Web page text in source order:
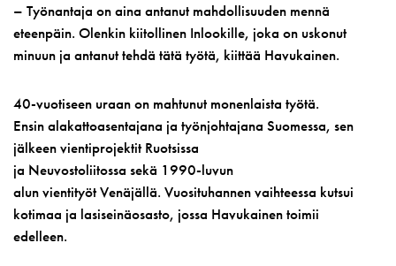
– Työnantaja on aina antanut mahdollisuuden mennä
eteenpäin. Olenkin kiitollinen Inlookille, joka on uskonut
minuun ja antanut tehdä tätä työtä, kiittää Havukainen.
40-vuotiseen uraan on mahtunut monenlaista työtä.
Ensin alakattoasentajana ja työnjohtajana Suomessa, sen
jälkeen vientiprojektit Ruotsissa
ja Neuvostoliitossa sekä 1990-luvun
alun vientityöt Venäjällä. Vuosituhannen vaihteessa kutsui
kotimaa ja lasiseinäosasto, jossa Havukainen toimii
edelleen.